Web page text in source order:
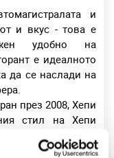
и
и вкус - това е
удобно на
е идеалното
да се наслади на
през 2008, Хепи
стил на Хепи
нужния